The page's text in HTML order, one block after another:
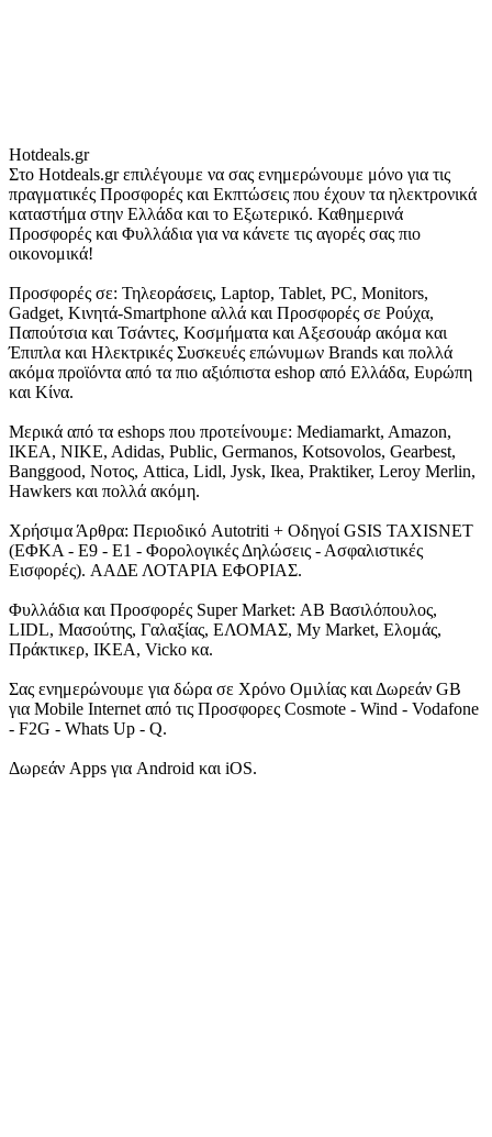
Hotdeals.gr
Στο Hotdeals.gr επιλέγουμε να σας ενημερώνουμε μόνο για τις
πραγματικές Προσφορές και Εκπτώσεις που έχουν τα ηλεκτρονικά
καταστήμα στην Ελλάδα και το Εξωτερικό. Καθημερινά
Προσφορές και Φυλλάδια για να κάνετε τις αγορές σας πιο
οικονομικά!
Προσφορές σε: Τηλεοράσεις, Laptop, Tablet, PC, Monitors,
Gadget, Κινητά-Smartphone αλλά και Προσφορές σε Ρούχα,
Παπούτσια και Τσάντες, Κοσμήματα και Αξεσουάρ ακόμα και
Έπιπλα και Ηλεκτρικές Συσκευές επώνυμων Brands και πολλά
ακόμα προϊόντα από τα πιο αξιόπιστα eshop από Ελλάδα, Ευρώπη
και Κίνα.
Μερικά από τα eshops που προτείνουμε: Mediamarkt, Amazon,
IKEA, NIKE, Adidas, Public, Germanos, Kotsovolos, Gearbest,
Banggood, Νοτος, Attica, Lidl, Jysk, Ikea, Praktiker, Leroy Merlin,
Hawkers και πολλά ακόμη.
Χρήσιμα Άρθρα: Περιοδικό Autotriti + Οδηγοί GSIS TAXISNET
(ΕΦΚΑ - Ε9 - Ε1 - Φορολογικές Δηλώσεις - Ασφαλιστικές
Εισφορές). ΑΑΔΕ ΛΟΤΑΡΙΑ ΕΦΟΡΙΑΣ.
Φυλλάδια και Προσφορές Super Market: ΑΒ Βασιλόπουλος,
LIDL, Μασούτης, Γαλαξίας, ΕΛΟΜΑΣ, My Market, Ελομάς,
Πράκτικερ, ΙΚΕΑ, Vicko κα.
Σας ενημερώνουμε για δώρα σε Χρόνο Ομιλίας και Δωρεάν GB
για Mobile Internet από τις Προσφορες Cosmote - Wind - Vodafone
- F2G - Whats Up - Q.
Δωρεάν Apps για Android και iOS.